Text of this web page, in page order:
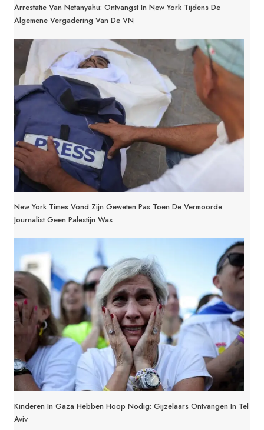
Arrestatie Van Netanyahu: Ontvangst In New York Tijdens De
Algemene Vergadering Van De VN
New York Times Vond Zijn Geweten Pas Toen De Vermoorde
Journalist Geen Palestijn Was
Kinderen In Gaza Hebben Hoop Nodig: Gijzelaars Ontvangen In Tel
Aviv